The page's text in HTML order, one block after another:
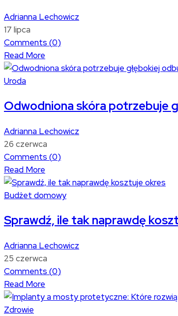
Adrianna Lechowicz
17 lipca
Comments (0)
Read More
Uroda
Odwodniona skóra potrzebuje
Adrianna Lechowicz
26 czerwca
Comments (0)
Read More
Budżet domowy
Sprawdź, ile tak naprawdę
Adrianna Lechowicz
25 czerwca
Comments (0)
Read More
Zdrowie